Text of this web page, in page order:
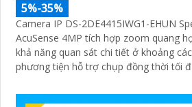
5%-35%
Camera IP DS-2DE4415IWG1-EHUN
AcuSense 4MP tích hợp zoom quang
khả năng quan sát chi tiết ở khoảng
phương tiện hỗ trợ chụp đồng thời tối